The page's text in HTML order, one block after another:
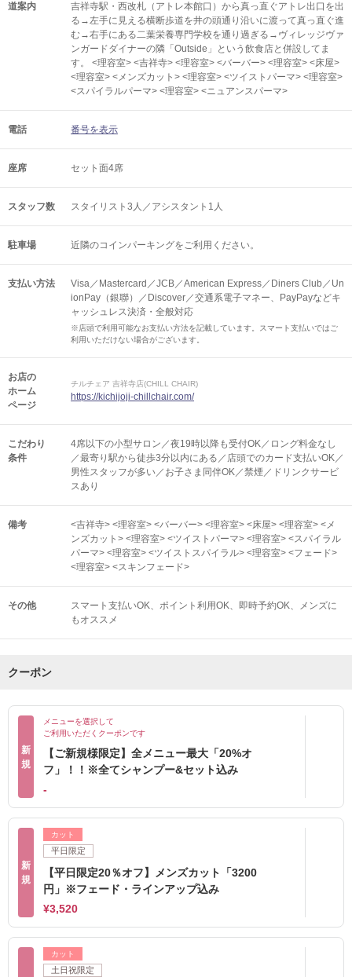
道案内
吉祥寺駅・西改札（アトレ本館口）から真っ直ぐアトレ出口を出
る→左手に見える横断歩道を井の頭通り沿いに渡って真っ直ぐ進
む→右手にある二葉栄養専門学校を通り過ぎる→ヴィレッジヴァ
ンガードダイナーの隣「Outside」という飲食店と併設してま
す。 <理容室> <吉祥寺> <理容室> <バーバー> <理容室> <床屋>
<理容室> <メンズカット> <理容室> <ツイストパーマ> <理容室>
<スパイラルパーマ> <理容室> <ニュアンスパーマ>
電話 番号を表示
座席 セット面4席
スタッフ数 スタイリスト3人／アシスタント1人
駐車場 近隣のコインパーキングをご利用ください。
支払い方法
Visa／Mastercard／JCB／American Express／Diners Club／Un
ionPay（銀聯）／Discover／交通系電子マネー、PayPayなどキ
ャッシュレス決済・全般対応
※店頭で利用可能なお支払い方法を記載しています。スマート支払いではご
利用いただけない場合がございます。
お店の
ホーム
ページ
チルチェア 吉祥寺店(CHILL CHAIR)
https://kichijoji-chillchair.com/
こだわり
条件
4席以下の小型サロン／夜19時以降も受付OK／ロング料金なし
／最寄り駅から徒歩3分以内にある／店頭でのカード支払いOK／
男性スタッフが多い／お子さま同伴OK／禁煙／ドリンクサービ
スあり
備考
<吉祥寺> <理容室> <バーバー> <理容室> <床屋> <理容室> <メ
ンズカット> <理容室> <ツイストパーマ> <理容室> <スパイラル
パーマ> <理容室> <ツイストスパイラル> <理容室> <フェード>
<理容室> <スキンフェード>
その他 スマート支払いOK ポイント利用OK 即時予約OK
メンズに
もオススメ
クーポン
新
規
メニューを選択して
ご利用いただくクーポンです
【ご新規様限定】全メニュー最大「20%オ
フ」！！※全てシャンプー&セット込み
-
新
規
カット
平日限定
【平日限定20％オフ】メンズカット「3200
円」※フェード・ラインアップ込み
¥3,520
カット
土日祝限定